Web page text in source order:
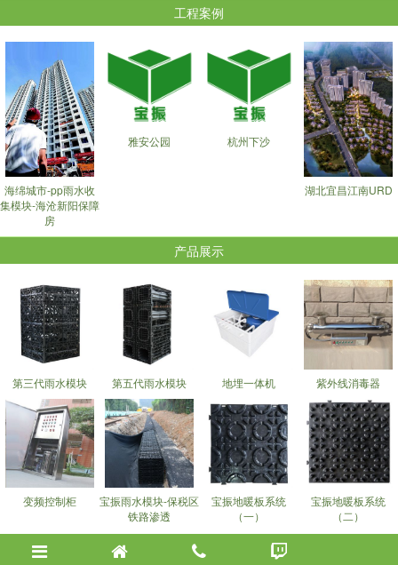
工程案例
海绵城市-pp雨水收
集模块-海沧新阳保障
房
雅安公园 杭州下沙
湖北宜昌江南URD
产品展示
第三代雨水模块 第五代雨水模块 地埋一体机 紫外线消毒器
变频控制柜
宝振雨水模块-保税区
铁路渗透
宝振地暖板系统
（一）
宝振地暖板系统
（二）